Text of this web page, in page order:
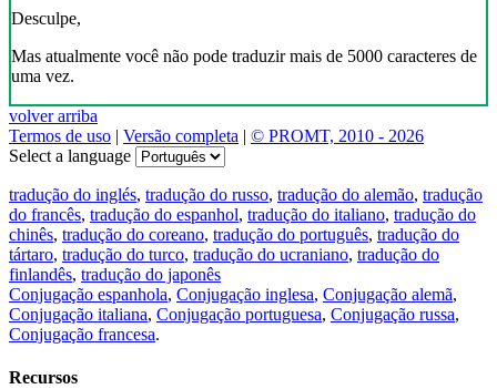
Desculpe,
Mas atualmente você não pode traduzir mais de 5000 caracteres de
uma vez.
volver arriba
Termos de uso | Versão completa | © PROMT, 2010 - 2026
Select a language
tradução do inglés, tradução do russo, tradução do alemão, tradução
do francês, tradução do espanhol, tradução do italiano, tradução do
chinês, tradução do coreano, tradução do português, tradução do
tártaro, tradução do turco, tradução do ucraniano, tradução do
finlandês, tradução do japonês
Conjugação espanhola, Conjugação inglesa, Conjugação alemã,
Conjugação italiana, Conjugação portuguesa, Conjugação russa,
Conjugação francesa.
Recursos